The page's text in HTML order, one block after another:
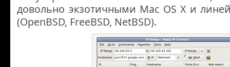
довольно экзотичными Mac OS X и
(OpenBSD, FreeBSD, NetBSD).